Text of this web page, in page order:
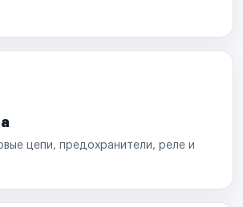
цепи, предохранители, реле и